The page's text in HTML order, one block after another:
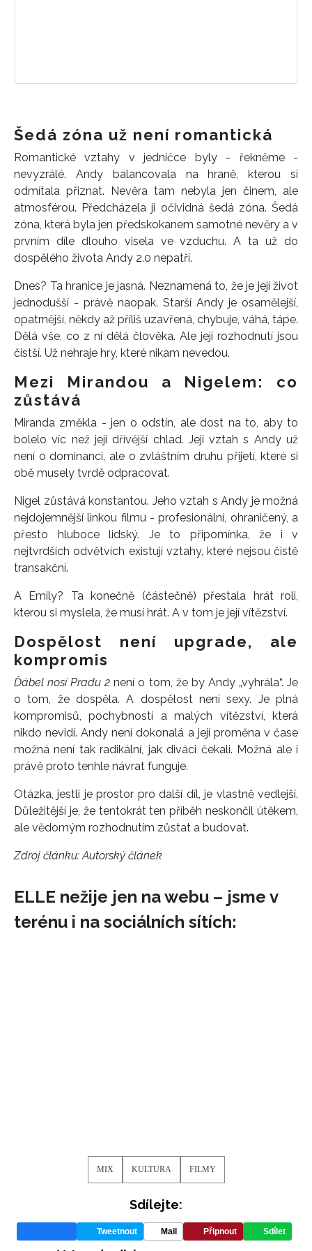
INFORMACE
REDAKCE
Šedá zóna už není romantická
Romantické vztahy v jedničce byly - řekněme -
nevyzrálé. Andy balancovala na hraně, kterou si
odmítala přiznat. Nevěra tam nebyla jen činem, ale
atmosférou. Předcházela ji očividná šedá zóna. Šedá
zóna, která byla jen předskokanem samotné nevěry a v
prvním díle dlouho visela ve vzduchu. A ta už do
dospělého života Andy 2.0 nepatří.
Dnes? Ta hranice je jasná. Neznamená to, že je její život
jednodušší - právě naopak. Starší Andy je osamělejší,
opatrnější, někdy až příliš uzavřená, chybuje, váhá, tápe.
Dělá vše, co z ní dělá člověka. Ale její rozhodnutí jsou
čistší. Už nehraje hry, které nikam nevedou.
Mezi Mirandou a Nigelem: co
zůstává
Miranda změkla - jen o odstín, ale dost na to, aby to
bolelo víc než její dřívější chlad. Její vztah s Andy už
není o dominanci, ale o zvláštním druhu přijetí, které si
obě musely tvrdě odpracovat.
Nigel zůstává konstantou. Jeho vztah s Andy je možná
nejdojemnější linkou filmu - profesionální, ohraničený, a
přesto hluboce lidský. Je to připomínka, že i v
nejtvrdších odvětvích existují vztahy, které nejsou čistě
transakční.
A Emily? Ta konečně (částečně) přestala hrát roli,
kterou si myslela, že musí hrát. A v tom je její vítězství.
Dospělost není upgrade, ale
kompromis
Ďábel nosí Pradu 2 není o tom, že by Andy „vyhrála“. Je
o tom, že dospěla. A dospělost není sexy. Je plná
kompromisů, pochybností a malých vítězství, která
nikdo nevidí. Andy není dokonalá a její proměna v čase
možná není tak radikální, jak diváci čekali. Možná ale i
právě proto tenhle návrat funguje.
Otázka, jestli je prostor pro další díl, je vlastně vedlejší.
Důležitější je, že tentokrát ten příběh neskončil útěkem,
ale vědomým rozhodnutím zůstat a budovat.
Zdroj článku: Autorský článek
ELLE nežije jen na webu – jsme v
terénu i na sociálních sítích:
MIX KULTURA FILMY
Sdílejte:
Tweetnout Mail Připnout Sdílet